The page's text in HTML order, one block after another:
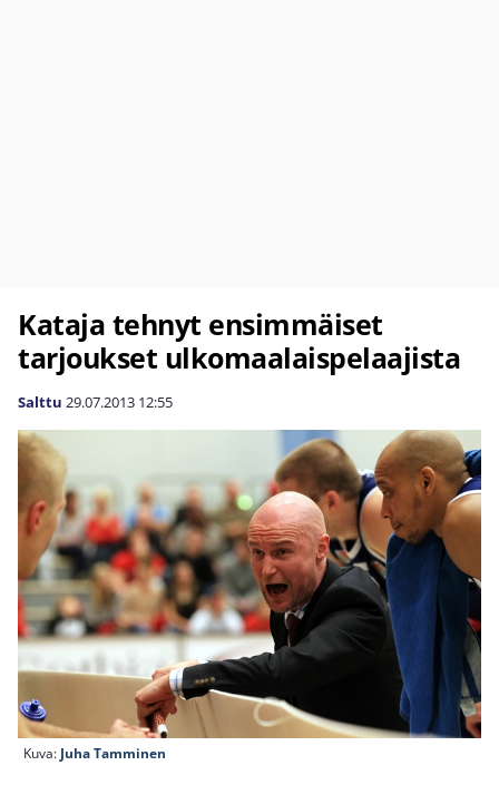
Kataja tehnyt ensimmäiset
tarjoukset ulkomaalaispelaajista
Salttu 29.07.2013 12:55
Kuva: Juha Tamminen